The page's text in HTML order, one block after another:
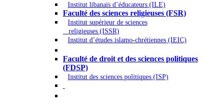
Institut libanais d’éducateurs (ILE)
Faculté des sciences religieuses (FSR)
Institut supérieur de sciences
religieuses (ISSR)
Institut d’études islamo-chrétiennes (IEIC)
Faculté de droit et des sciences politiques
(FDSP)
Institut des sciences politiques (ISP)